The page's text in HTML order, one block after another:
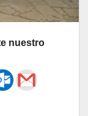
nuestro